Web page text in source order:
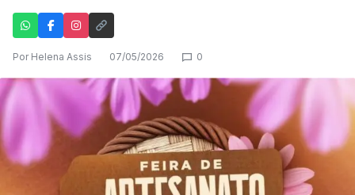
para
quem
mais
precisa!
Por Helena Assis 07/05/2026 0